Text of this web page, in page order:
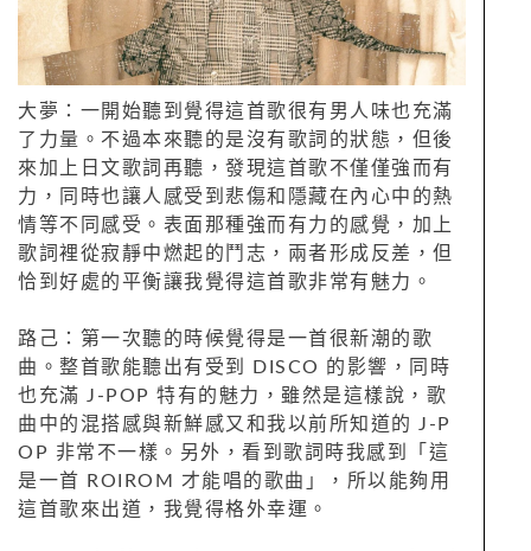
大夢：一開始聽到覺得這首歌很有男人味也充滿
了力量。不過本來聽的是沒有歌詞的狀態，但後
來加上日文歌詞再聽，發現這首歌不僅僅強而有
力，同時也讓人感受到悲傷和隱藏在內心中的熱
情等不同感受。表面那種強而有力的感覺，加上
歌詞裡從寂靜中燃起的鬥志，兩者形成反差，但
恰到好處的平衡讓我覺得這首歌非常有魅力。
路己：第一次聽的時候覺得是一首很新潮的歌
曲。整首歌能聽出有受到 DISCO 的影響，同時
也充滿 J-POP 特有的魅力，雖然是這樣說，歌
曲中的混搭感與新鮮感又和我以前所知道的 J-P
OP 非常不一樣。另外，看到歌詞時我感到「這
是一首 ROIROM 才能唱的歌曲」，所以能夠用
這首歌來出道，我覺得格外幸運。